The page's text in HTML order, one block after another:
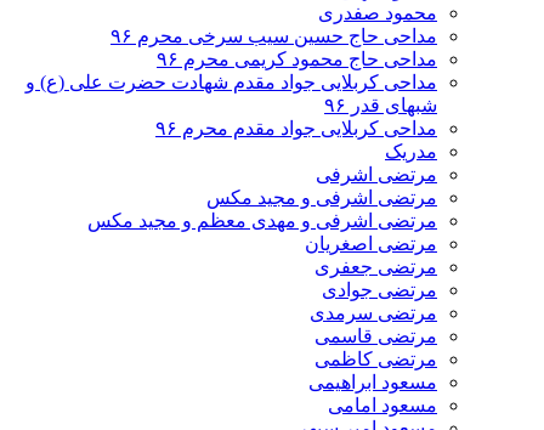
محمود صفدری
مداحی حاج حسین سیب سرخی محرم ۹۶
مداحی حاج محمود کریمی محرم ۹۶
مداحی کربلایی جواد مقدم شهادت حضرت علی (ع) و
شبهای قدر ۹۶
مداحی کربلایی جواد مقدم محرم ۹۶
مدریک
مرتضی اشرفی
مرتضی اشرفی و مجید مکس
مرتضی اشرفی و مهدی معظم و مجید مکس
مرتضی اصغریان
مرتضی جعفری
مرتضی جوادی
مرتضی سرمدی
مرتضی قاسمی
مرتضی کاظمی
مسعود ابراهیمی
مسعود امامی